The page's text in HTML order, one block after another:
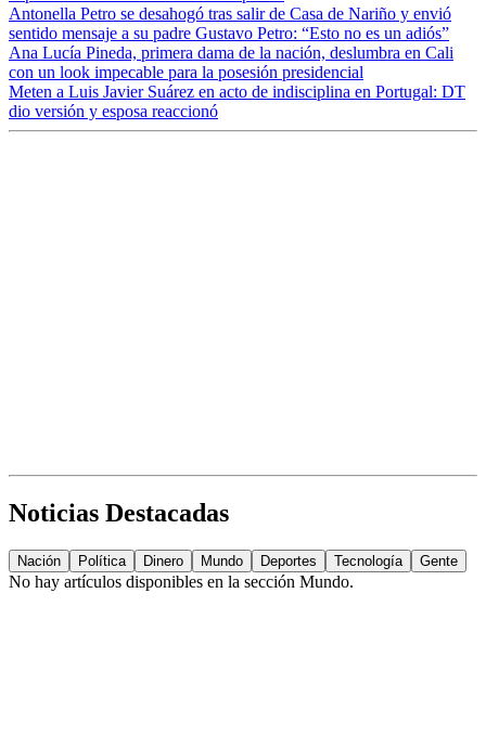
Antonella Petro se desahogó tras salir de Casa de Nariño y envió
sentido mensaje a su padre Gustavo Petro: “Esto no es un adiós”
Ana Lucía Pineda, primera dama de la nación, deslumbra en Cali
con un look impecable para la posesión presidencial
Meten a Luis Javier Suárez en acto de indisciplina en Portugal: DT
dio versión y esposa reaccionó
Noticias Destacadas
Nación Política Dinero Mundo Deportes Tecnología Gente
No hay artículos disponibles en la sección Mundo.